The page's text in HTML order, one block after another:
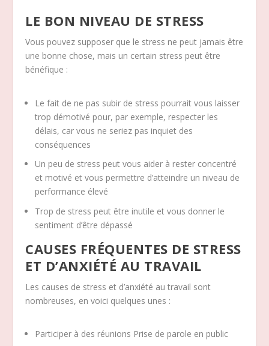
LE BON NIVEAU DE STRESS
Vous pouvez supposer que le stress ne peut jamais être
une bonne chose, mais un certain stress peut être
bénéfique :
Le fait de ne pas subir de stress pourrait vous laisser
trop démotivé pour, par exemple, respecter les
délais, car vous ne seriez pas inquiet des
conséquences
Un peu de stress peut vous aider à rester concentré
et motivé et vous permettre d’atteindre un niveau de
performance élevé
Trop de stress peut être inutile et vous donner le
sentiment d’être dépassé
CAUSES FRÉQUENTES DE STRESS
ET D’ANXIÉTÉ AU TRAVAIL
Les causes de stress et d’anxiété au travail sont
nombreuses, en voici quelques unes :
Participer à des réunions Prise de parole en public